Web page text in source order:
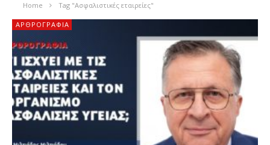
Home Tag "Ασφαλιστικές εταιρείες"
ΑΡΘΡΟΓΡΑΦΊΑ